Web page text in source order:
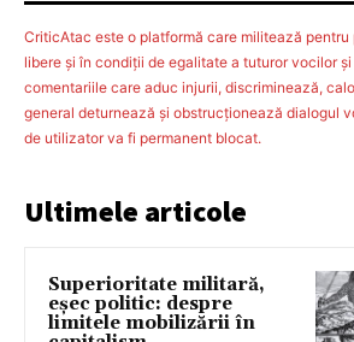
CriticAtac este o platformă care militează pentru
libere şi în condiţii de egalitate a tuturor vocilor
comentariile care aduc injurii, discriminează,
general deturnează şi obstrucţionează dialogul
de utilizator va fi permanent blocat.
Ultimele articole
Superioritate militară,
eșec politic: despre
limitele mobilizării în